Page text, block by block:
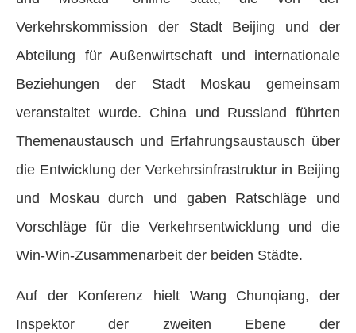
Verkehrskommission der Stadt Beijing und der
Abteilung für Außenwirtschaft und internationale
Beziehungen der Stadt Moskau gemeinsam
veranstaltet wurde. China und Russland führten
Themenaustausch und Erfahrungsaustausch über
die Entwicklung der Verkehrsinfrastruktur in Beijing
und Moskau durch und gaben Ratschläge und
Vorschläge für die Verkehrsentwicklung und die
Win-Win-Zusammenarbeit der beiden Städte.
Auf der Konferenz hielt Wang Chunqiang, der
Inspektor der zweiten Ebene der